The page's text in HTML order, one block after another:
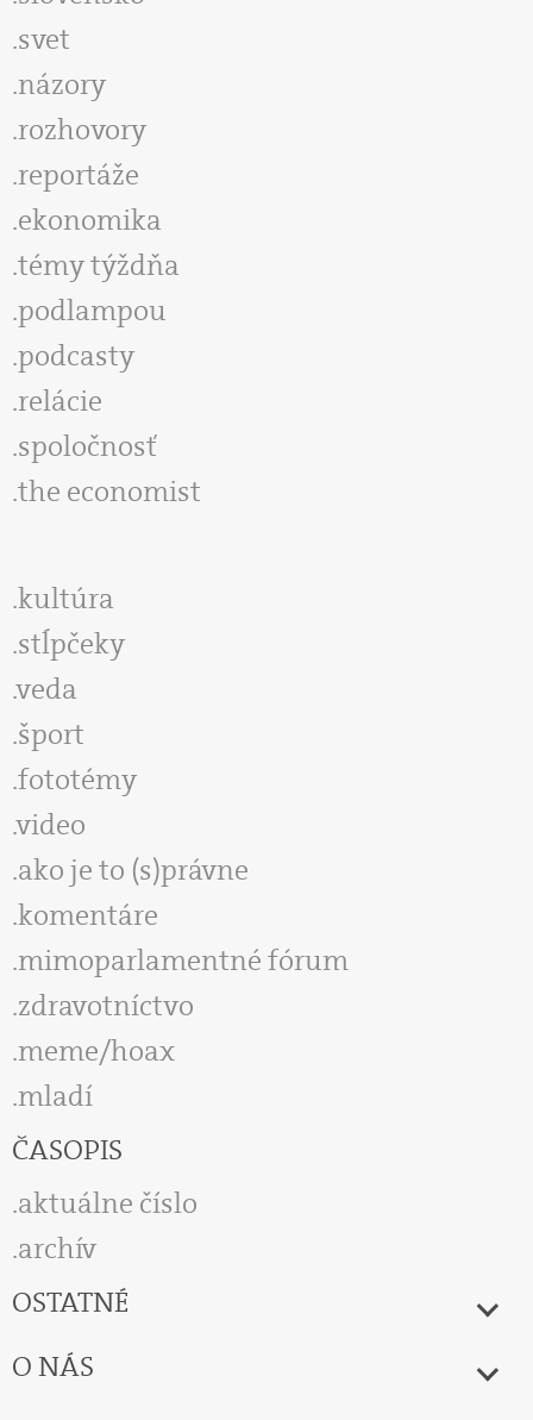
svet
názory
rozhovory
reportáže
ekonomika
témy týždňa
podlampou
podcasty
relácie
spoločnosť
the economist
kultúra
stĺpčeky
veda
šport
fototémy
video
ako je to (s)právne
komentáre
mimoparlamentné fórum
zdravotníctvo
meme/hoax
mladí
ČASOPIS
aktuálne číslo
archív
OSTATNÉ
O NÁS